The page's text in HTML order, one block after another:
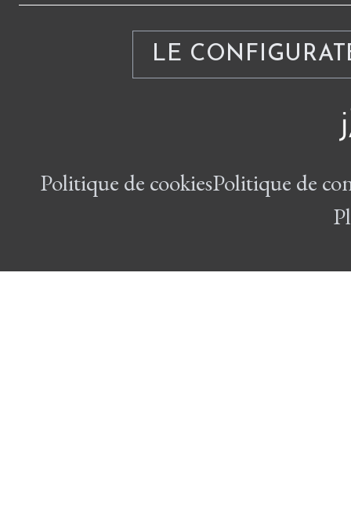
LE
Politique de cookiesPolitique de